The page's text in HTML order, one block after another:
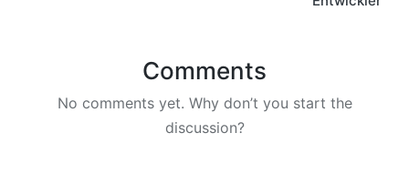
Comments
No comments yet. Why don’t you start the
discussion?